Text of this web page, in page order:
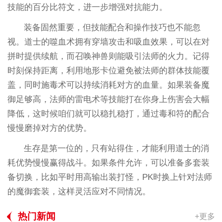
技能的百分比符文，进一步增强对抗能力。
装备固然重要，但技能配合和操作技巧也不能忽
视。道士的噬血术拥有穿墙攻击和吸血效果，可以在对
拼时提供续航，而召唤神兽则能吸引法师的火力。记得
时刻保持距离，利用地形卡位避免被法师的群体技能覆
盖，同时施毒术可以持续消耗对方的血量。如果装备魔
御足够高，法师的雷电术等技能打在你身上伤害会大幅
降低，这时候咱们就可以稳扎稳打，通过毒和符的配合
慢慢磨掉对方的优势。
生存是第一位的，只有站得住，才能利用道士的消
耗优势慢慢赢得战斗。如果条件允许，可以准备多套装
备切换，比如平时用高输出装打怪，PK时换上针对法师
的魔御套装，这样灵活应对不同情况。
热门新闻 +更多